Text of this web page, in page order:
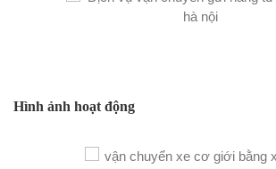
Hình ảnh hoạt động